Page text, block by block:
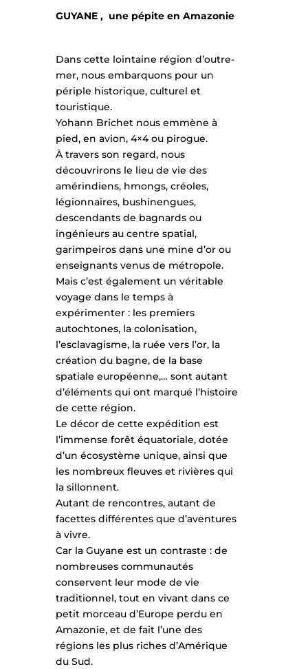
GUYANE , une pépite en Amazonie
Dans cette lointaine région d’outre-
mer, nous embarquons pour un
périple historique, culturel et
touristique.
Yohann Brichet nous emmène à
pied, en avion, 4×4 ou pirogue.
À travers son regard, nous
découvrirons le lieu de vie des
amérindiens, hmongs, créoles,
légionnaires, bushinengues,
descendants de bagnards ou
ingénieurs au centre spatial,
garimpeiros dans une mine d’or ou
enseignants venus de métropole.
Mais c’est également un véritable
voyage dans le temps à
expérimenter : les premiers
autochtones, la colonisation,
l’esclavagisme, la ruée vers l’or, la
création du bagne, de la base
spatiale européenne,… sont autant
d’éléments qui ont marqué l’histoire
de cette région.
Le décor de cette expédition est
l’immense forêt équatoriale, dotée
d’un écosystème unique, ainsi que
les nombreux fleuves et rivières qui
la sillonnent.
Autant de rencontres, autant de
facettes différentes que d’aventures
à vivre.
Car la Guyane est un contraste : de
nombreuses communautés
conservent leur mode de vie
traditionnel, tout en vivant dans ce
petit morceau d’Europe perdu en
Amazonie, et de fait l’une des
régions les plus riches d’Amérique
du Sud.